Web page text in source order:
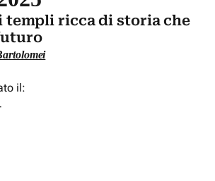
templi ricca di storia che
il: